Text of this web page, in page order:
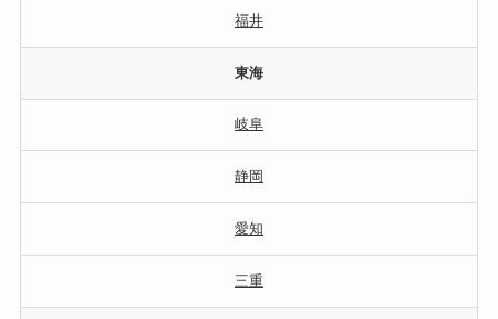
福井
東海
岐阜
静岡
愛知
三重